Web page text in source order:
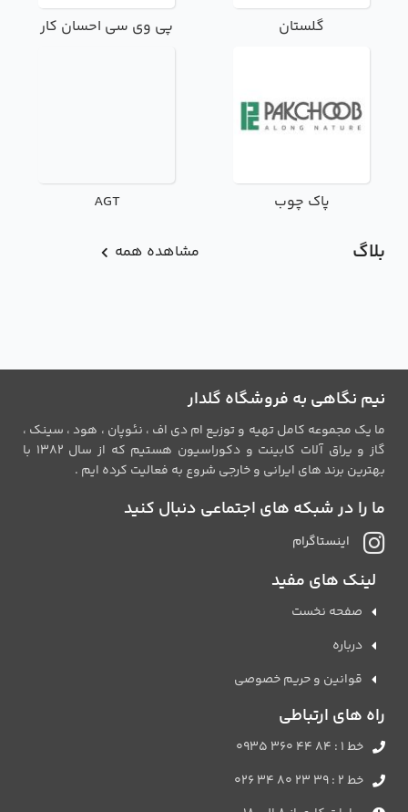
گلستان پی وی سی احسان کار
پاک چوب AGT
بلاگ مشاهده همه
نیم نگاهی به فروشگاه گلدار
ما یک مجموعه کامل تهیه و توزیع ام دی اف ، نئوپان ، هود ، سینک ،
گاز و یراق آلات کابینت و دکوراسیون هستیم که از سال 1382 با
بهترین برند های ایرانی و خارجی شروع به فعالیت کرده ایم .
ما را در شبکه های اجتماعی دنبال کنید
اینستاگرام
لینک های مفید
صفحه نخست
درباره
قوانین و حریم خصوصی
راه های ارتباطی
خط 1 : 84 44 360 0935
خط 2 : 39 23 80 34 026